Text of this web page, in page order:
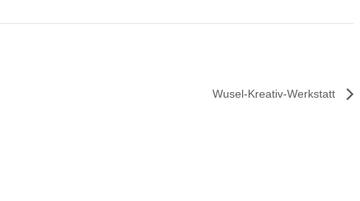
Wusel-Kreativ-Werkstatt